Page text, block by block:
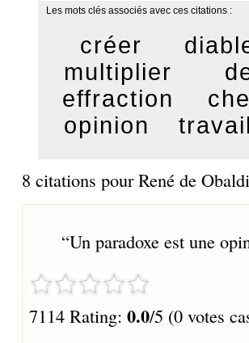
Les mots clés associés avec ces citations :
créer
multiplier
effraction
opinion
8 citations pour René de
“Un paradoxe est une
7114 Rating: 0.0/5 (0 votes